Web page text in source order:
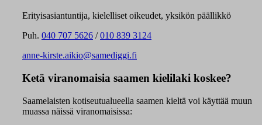
Erityisasiantuntija, kielelliset oikeudet, yksikön päällikkö
Puh. 040 707 5626 /010 839 3124
anne-kirste.aikio@samediggi.fi
Ketä viranomaisia saamen kielilaki koskee?
Saamelaisten kotiseutualueella saamen kieltä voi käyttää muun
muassa näissä viranomaisissa: